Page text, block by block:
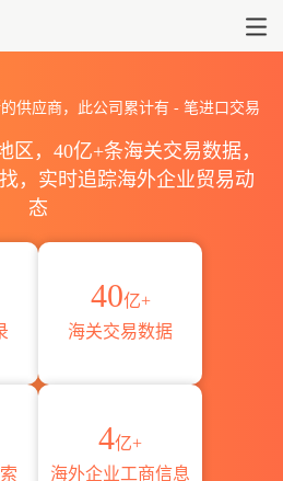
供应商，此公司累计有 -笔进口交易
区，40亿+条海关交易数据，
，实时追踪海外企业贸易动
态
40亿+
海关交易数据
4亿+
海外企业工商信息